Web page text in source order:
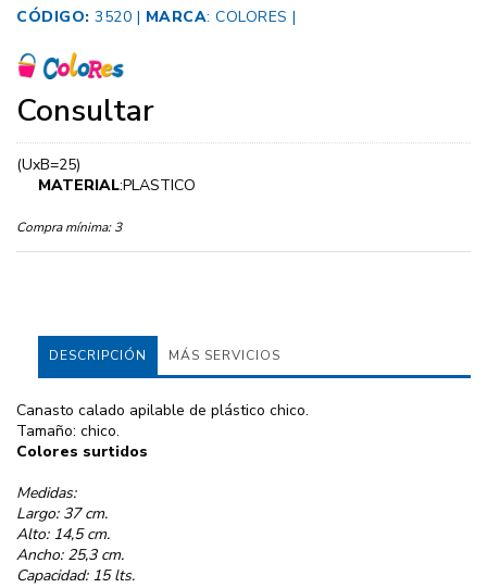
CÓDIGO: 3520 | MARCA: COLORES |
Consultar
(UxB=25)
MATERIAL:PLASTICO
Compra mínima: 3
DESCRIPCIÓN MÁS SERVICIOS
Canasto calado apilable de plástico chico.
Tamaño: chico.
Colores surtidos
Medidas:
Largo: 37 cm.
Alto: 14,5 cm.
Ancho: 25,3 cm.
Capacidad: 15 lts.